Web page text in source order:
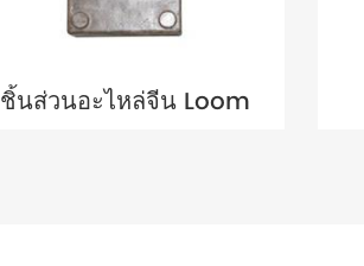
ชิ้นส่วนอะไหล่จีน Loom